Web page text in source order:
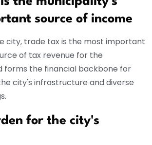
source of income
city, trade tax is the most important
of tax revenue for the
forms the financial backbone for
city's infrastructure and diverse
for the city's